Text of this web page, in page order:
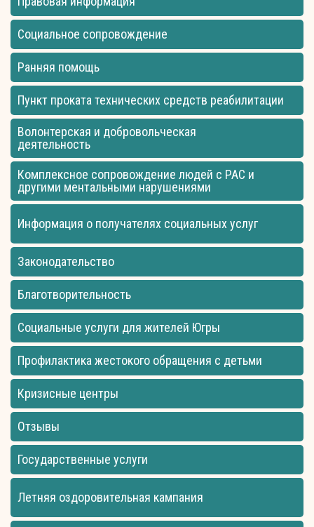
Социальное сопровождение
Ранняя помощь
Пункт проката технических средств реабилитации
Волонтерская и добровольческая
деятельность
Комплексное сопровождение людей с РАС и
другими ментальными нарушениями
Информация о получателях социальных услуг
Законодательство
Благотворительность
Социальные услуги для жителей Югры
Профилактика жестокого обращения с детьми
Кризисные центры
Отзывы
Государственные услуги
Летняя оздоровительная кампания